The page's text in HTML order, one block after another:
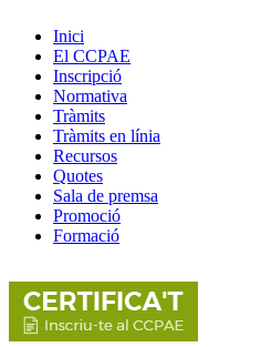
Inici
El CCPAE
Inscripció
Normativa
Tràmits
Tràmits en línia
Recursos
Quotes
Sala de premsa
Promoció
Formació